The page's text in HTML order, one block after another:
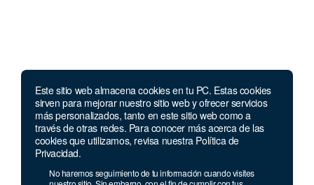
Este sitio web almacena cookies en tu PC. Estas cookies
sirven para mejorar nuestro sitio web y ofrecer servicios
más personalizados, tanto en este sitio web como a
través de otras redes. Para conocer más acerca de las
cookies que utilizamos, revisa nuestra Política de
Privacidad.
No haremos seguimiento de tu información cuando visites
Llámanos
Lunes a jueves de 7 a.m.
a 5:00 p.m. Viernes de
7 a.m. a 4 p.m. Sábados de 8 a.m. a 2 p.m.